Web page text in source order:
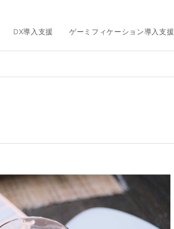
DX導入支援 ゲーミフィケーション導入支援